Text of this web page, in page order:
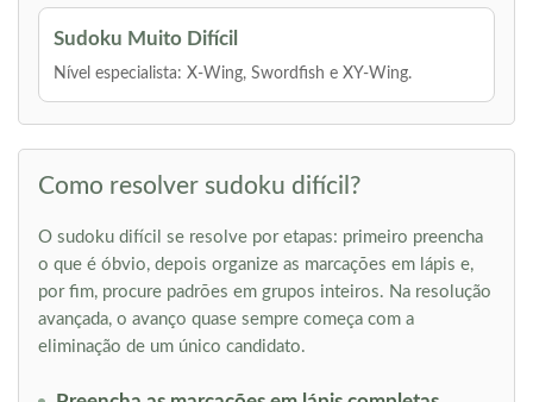
Sudoku Muito Difícil
Nível especialista: X-Wing, Swordfish e XY-Wing.
Como resolver sudoku difícil?
O sudoku difícil se resolve por etapas: primeiro preencha
o que é óbvio, depois organize as marcações em lápis e,
por fim, procure padrões em grupos inteiros. Na resolução
avançada, o avanço quase sempre começa com a
eliminação de um único candidato.